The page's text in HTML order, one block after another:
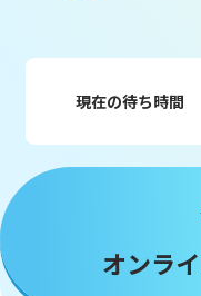
現在の待ち時間
オンラ